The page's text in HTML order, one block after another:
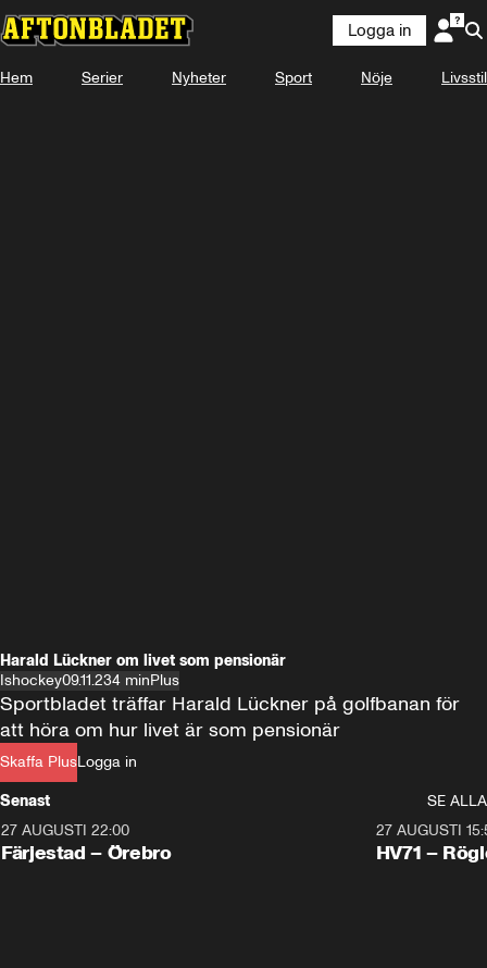
Logga in
Hem Serier Nyheter Sport Nöje Livsstil
Harald Lückner om livet som pensionär
Ishockey09.11.234 minPlus
Skaffa PlusLogga in
Sportbladet träffar Harald Lückner på golfbanan för
att höra om hur livet är som pensionär
Senast
SE ALLA
Plus
27 AUGUSTI 22:00
Färjestad – Örebro
Plus
27 AUGUSTI
HV71 –